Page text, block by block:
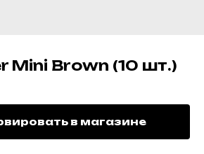
Mini Brown (10 шт.)
в магазине